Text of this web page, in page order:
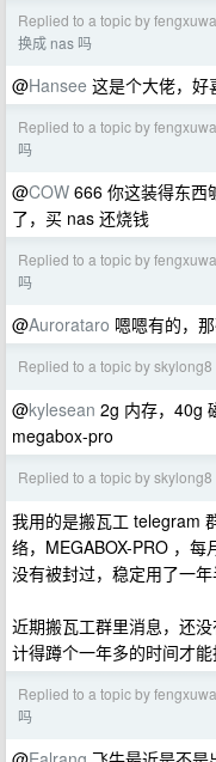
Replied to a topic by
换成 nas 吗
@Hansee 这是个大佬，好
Replied to a topic by
吗
@COW 666 你这装得东西
了，买 nas 还烧钱
Replied to a topic by
吗
@Aurorataro 嗯嗯有的，
Replied to a topic by skylong8
@kylesean 2g 内存，40g
megabox-pro
Replied to a topic by skylong8
我用的是搬瓦工 telegram
络，MEGABOX-PRO ，每
没有被封过，稳定用了一年
近期搬瓦工群里消息，还
计得蹲个一年多的时间才能
Replied to a topic by
吗